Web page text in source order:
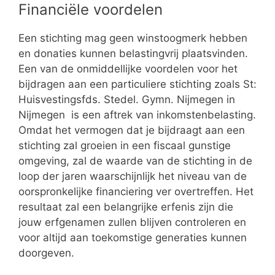
Financiële voordelen
Een stichting mag geen winstoogmerk hebben
en donaties kunnen belastingvrij plaatsvinden.
Een van de onmiddellijke voordelen voor het
bijdragen aan een particuliere stichting zoals St:
Huisvestingsfds. Stedel. Gymn. Nijmegen in
Nijmegen is een aftrek van inkomstenbelasting.
Omdat het vermogen dat je bijdraagt aan een
stichting zal groeien in een fiscaal gunstige
omgeving, zal de waarde van de stichting in de
loop der jaren waarschijnlijk het niveau van de
oorspronkelijke financiering ver overtreffen. Het
resultaat zal een belangrijke erfenis zijn die
jouw erfgenamen zullen blijven controleren en
voor altijd aan toekomstige generaties kunnen
doorgeven.